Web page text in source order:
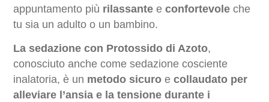
appuntamento più rilassante econfortevole che
tu sia un adulto o un bambino.
La sedazione con Protossido di Azoto,
conosciuto anche come sedazione cosciente
inalatoria, è un metodo sicuroecollaudato per
alleviare l’ansia e la tensione durante i